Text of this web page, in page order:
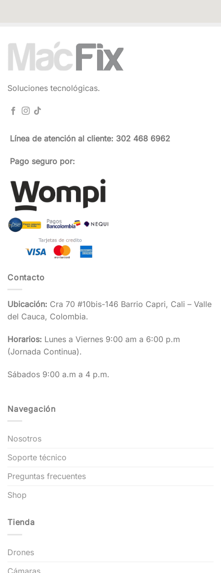
Soluciones tecnológicas.
Línea de atención al cliente: 302 468 6962
Pago seguro por:
Contacto
Ubicación: Cra 70 #10bis-146 Barrio Capri, Cali – Valle
del Cauca, Colombia.
Horarios: Lunes a Viernes 9:00 am a 6:00 p.m
(Jornada Continua).
Sábados 9:00 a.m a 4 p.m.
Navegación
Nosotros
Soporte técnico
Preguntas frecuentes
Shop
Tienda
Drones
Cámaras